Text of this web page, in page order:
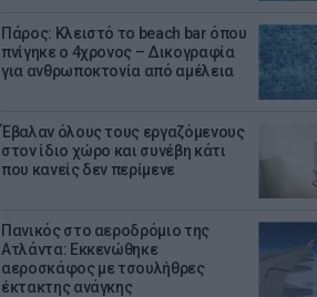
Πάρος: Κλειστό το beach bar όπου
πνίγηκε ο 4χρονος – Δικογραφία
για ανθρωποκτονία από αμέλεια
Έβαλαν όλους τους εργαζόμενους
στον ίδιο χώρο και συνέβη κάτι
που κανείς δεν περίμενε
Πανικός στο αεροδρόμιο της
Ατλάντα: Εκκενώθηκε
αεροσκάφος με τσουλήθρες
έκτακτης ανάγκης